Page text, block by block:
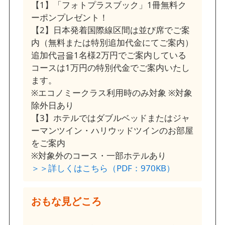
【1】「フォトプラスブック」1冊無料ク
ーポンプレゼント！
【2】日本発着国際線区間は並び席でご案
内（無料または特別追加代金にてご案内）
追加代금을1名様2万円でご案内している
コースは1万円の特別代金でご案内いたし
ます。
※エコノミークラス利用時のみ対象 ※対象
除外日あり
【3】ホテルではダブルベッドまたはジャ
ーマンツイン・ハリウッドツインのお部屋
をご案内
※対象外のコース・一部ホテルあり
＞＞詳しくはこちら（PDF：970KB）
おもな見どころ